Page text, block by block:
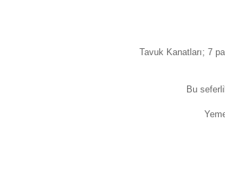
Tavuk Kanatları; 7
Bu